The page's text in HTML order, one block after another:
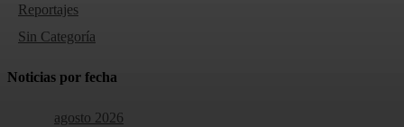
Reportajes
Sin Categoría
Noticias por fecha
agosto 2026